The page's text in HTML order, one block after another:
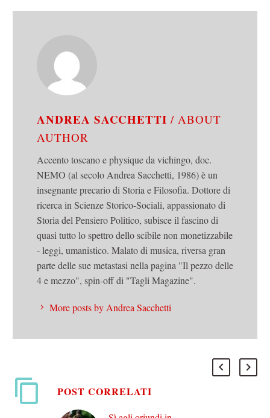
ANDREA SACCHETTI/ ABOUT
AUTHOR
Accento toscano e physique da vichingo, doc.
NEMO (al secolo Andrea Sacchetti, 1986) è un
insegnante precario di Storia e Filosofia. Dottore di
ricerca in Scienze Storico-Sociali, appassionato di
Storia del Pensiero Politico, subisce il fascino di
quasi tutto lo spettro dello scibile non monetizzabile
- leggi, umanistico. Malato di musica, riversa gran
parte delle sue metastasi nella pagina "Il pezzo delle
4 e mezzo", spin-off di "Tagli Magazine".
More posts by Andrea Sacchetti
POST CORRELATI